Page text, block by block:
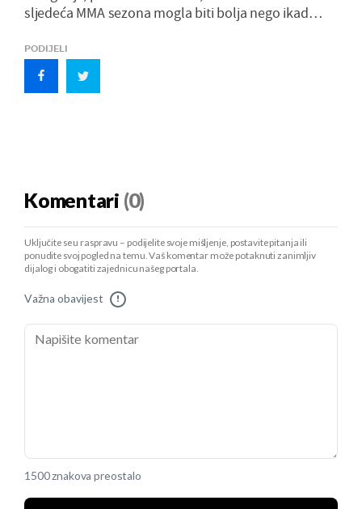
sljedeća MMA sezona mogla biti bolja nego ikad…
PODIJELI
Komentari (0)
Uključite se u raspravu – podijelite svoje mišljenje, postavite pitanja ili
ponudite svoj pogled na temu. Vaš komentar može potaknuti zanimljiv
dijalog i obogatiti zajednicu našeg portala.
Važna obavijest !
1500 znakova preostalo